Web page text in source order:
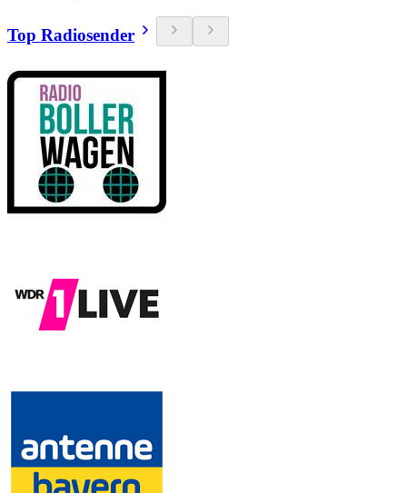
Top Radiosender